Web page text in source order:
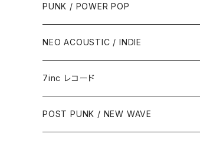
PUNK / POWER POP
NEO ACOUSTIC / INDIE
7inc レコード
PUNK / 2TONE
POST PUNK / NEW WAVE